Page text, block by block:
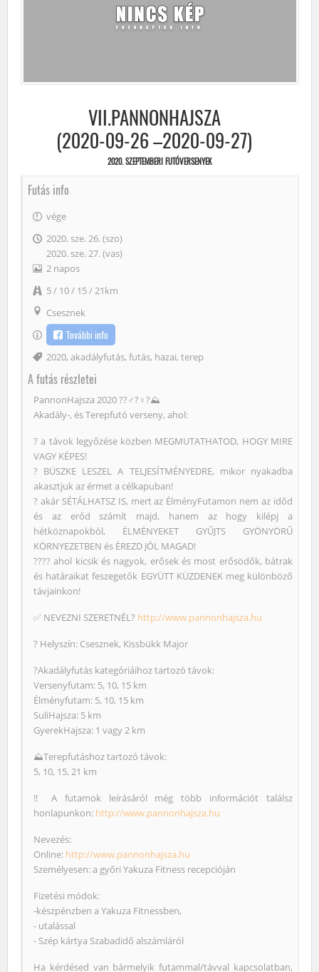
VII.PANNONHAJSZA
(2020-09-26 –2020-09-27)
2020. SZEPTEMBERI FUTÓVERSENYEK
Futás info
vége
2020. sze. 26. (szo)
2020. sze. 27. (vas)
2 napos
5 / 10 / 15 / 21km
Csesznek
További info
Címke
2020, akadályfutás, futás, hazai, terep
A futás részletei
PannonHajsza 2020 ??‍♂️?‍♀️?⛰
Akadály-, és Terepfutó verseny, ahol:
? a távok legyőzése közben MEGMUTATHATOD, HOGY MIRE
VAGY KÉPES!
? BÜSZKE LESZEL A TELJESÍTMÉNYEDRE, mikor nyakadba
akasztjuk az érmet a célkapuban!
? akár SÉTÁLHATSZ IS, mert az ÉlményFutamon nem az időd
és az erőd számít majd, hanem az hogy kilépj a
hétköznapokból, ÉLMÉNYEKET GYŰJTS GYÖNYÖRŰ
KÖRNYEZETBEN és ÉREZD JÓL MAGAD!
?‍?‍?‍? ahol kicsik és nagyok, erősek és most erősödők, bátrak
és határaikat feszegetők EGYÜTT KÜZDENEK meg különböző
távjainkon!
✅ NEVEZNI SZERETNÉL? http://www.pannonhajsza.hu
? Helyszín: Csesznek, Kissbükk Major
?Akadályfutás kategóriáihoz tartozó távok:
Versenyfutam: 5, 10, 15 km
Élményfutam: 5, 10, 15 km
SuliHajsza: 5 km
GyerekHajsza: 1 vagy 2 km
⛰Terepfutáshoz tartozó távok:
5, 10, 15, 21 km
‼️ A futamok leírásáról még több információt találsz
honlapunkon: http://www.pannonhajsza.hu
Nevezés:
Online: http://www.pannonhajsza.hu
Személyesen: a győri Yakuza Fitness recepcióján
Fizetési módok:
-készpénzben a Yakuza Fitnessben,
- utalással
- Szép kártya Szabadidő alszámláról
Ha kérdésed van bármelyik futammal/távval kapcsolatban,